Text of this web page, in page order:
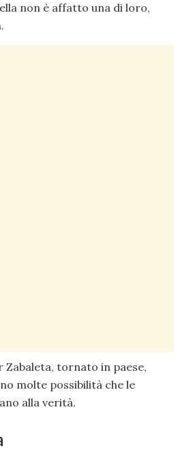
non è affatto una di loro,
tornato in paese,
molte possibilità che le
alla verità.